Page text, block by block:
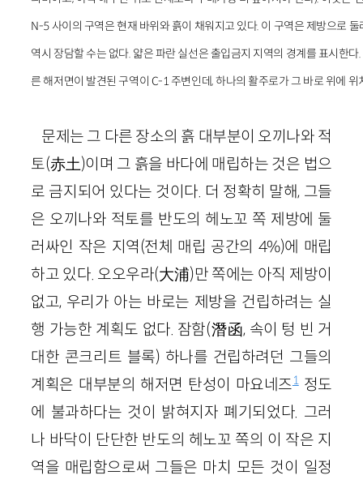
N-5 사이의 구역은 현재 바위와 흙이 채워지고 있다. 이 구역은 제방으로
역시 장담할 수는 없다. 얇은 파란 실선은 출입금지 지역의 경계를 표시한
른 해저면이 발견된 구역이 C-1 주변인데, 하나의 활주로가 그 바로 위에
문제는 그 다른 장소의 흙 대부분이 오끼나와 적
토(赤土)이며 그 흙을 바다에 매립하는 것은 법으
로 금지되어 있다는 것이다. 더 정확히 말해, 그들
은 오끼나와 적토를 반도의 헤노꼬 쪽 제방에 둘
러싸인 작은 지역(전체 매립 공간의 4%)에 매립
하고 있다. 오오우라(大浦)만 쪽에는 아직 제방이
없고, 우리가 아는 바로는 제방을 건립하려는 실
행 가능한 계획도 없다. 잠함(潛函, 속이 텅 빈 거
대한 콘크리트 블록) 하나를 건립하려던 그들의
계획은 대부분의 해저면 탄성이 마요네즈1정도
에 불과하다는 것이 밝혀지자 폐기되었다. 그러
나 바닥이 단단한 반도의 헤노꼬 쪽의 이 작은 지
역을 매립함으로써 그들은 마치 모든 것이 일정